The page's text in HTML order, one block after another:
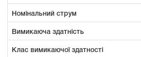
Номінальний струм
Вимикаюча здатність
Клас вимикаючої здатності